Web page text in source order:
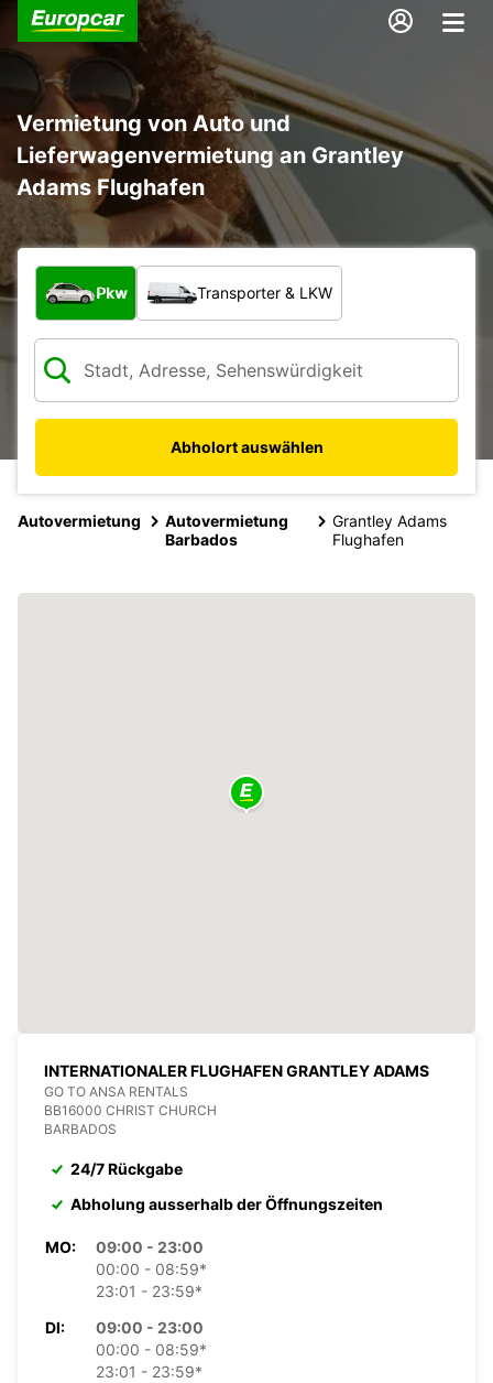
Vermietung von Auto und
Lieferwagenvermietung an Grantley
Adams Flughafen
Welche Art von Fahrzeug?
Pkw Transporter & LKW
Abholort auswählen
Autovermietung
Autovermietung
Barbados
Grantley Adams
Flughafen
INTERNATIONALER FLUGHAFEN GRANTLEY ADAMS
GO TO ANSA RENTALS
BB16000 CHRIST CHURCH
BARBADOS
24/7 Rückgabe
Abholung ausserhalb der Öffnungszeiten
MO:
09:00 - 23:00
00:00 - 08:59*
23:01 - 23:59*
DI:
09:00 - 23:00
00:00 - 08:59*
23:01 - 23:59*